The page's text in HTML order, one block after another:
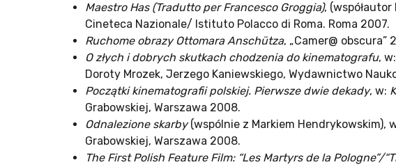
Maestro Has (Tradutto per Francesco Groggia),
Cineteca Nazionale/ Istituto Polacco di Roma. Roma 2007.
Ruchome obrazy Ottomara Anschütza, „Camer@ obscura”
O złych i dobrych skutkach chodzenia do kinematografu, w:
Doroty Mrozek, Jerzego Kaniewskiego, Wydawnictwo
Początki kinematografii polskiej. Pierwsze dwie dekady, w:
Grabowskiej, Warszawa 2008.
Odnalezione skarby(wspólnie z Markiem Hendrykowskim),
Grabowskiej, Warszawa 2008.
The First Polish Feature Film: “Les Martyrs de la Pologne”/